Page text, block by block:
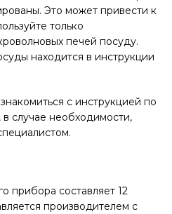
Это может привести к
только
печей посуду.
находится в инструкции
с инструкцией по
случае необходимости,
прибора составляет 12
производителем с